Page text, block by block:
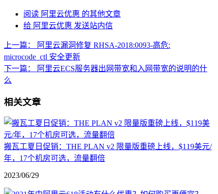
阅读 阿里云优惠 的其他文章
给 阿里云优惠 发送站内信
上一篇：
阿里云漏洞修复 RHSA-2018:0093-高危:
microcode_ctl 安全更新
下一篇：
阿里云ECS服务器出网带宽和入网带宽的说明的什
么
相关文章
搬瓦工夏日促销：THE PLAN v2 限量版重磅上线，$119美元/
年，17个机房可选，流量翻倍
2023/06/29